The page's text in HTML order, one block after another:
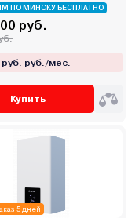
ПО МИНСКУ БЕСПЛАТНО
руб.
руб. руб./мес.
Купить
5 дней